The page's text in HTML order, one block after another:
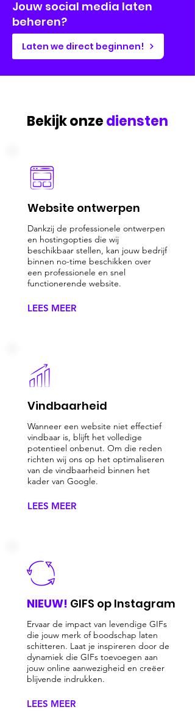
Jouw social media laten
beheren?
Laten we direct beginnen!
Bekijk onzediensten
Website ontwerpen
Dankzij de professionele ontwerpen
en hostingopties die wij
beschikbaar stellen, kan jouw bedrijf
binnen no-time beschikken over
een professionele en snel
functionerende website.
LEES MEER
Vindbaarheid
Wanneer een website niet effectief
vindbaar is, blijft het volledige
potentieel onbenut. Om die reden
richten wij ons op het optimaliseren
van de vindbaarheid binnen het
kader van Google.
LEES MEER
NIEUW! GIFS op Instagram
Ervaar de impact van levendige GIFs
die jouw merk of boodschap laten
schitteren. Laat je inspireren door de
dynamiek die GIFs toevoegen aan
jouw online aanwezigheid en creëer
blijvende indrukken.
LEES MEER